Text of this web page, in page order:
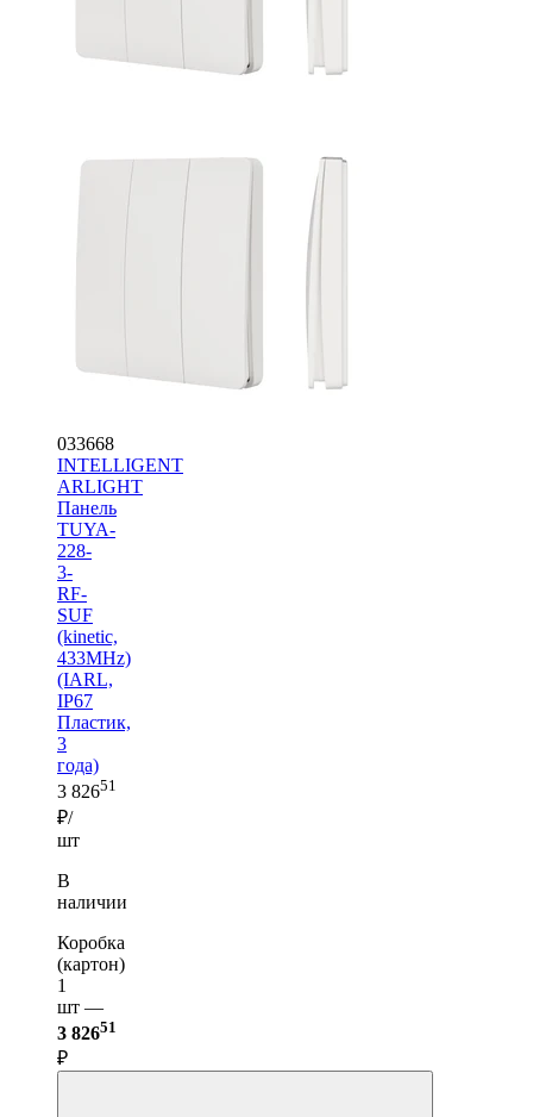
033668
INTELLIGENT
ARLIGHT
Панель
TUYA-
228-
3-
RF-
SUF
(kinetic,
433MHz)
(IARL,
IP67
Пластик,
3
года)
3 82651
₽/
шт
В
наличии
Коробка
(картон)
1
шт —
3 82651
₽